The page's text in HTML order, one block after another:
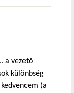
a vezető
különbség
(a